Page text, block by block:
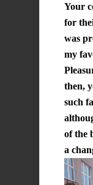
Your
for
was
my
then,
such
of the
a